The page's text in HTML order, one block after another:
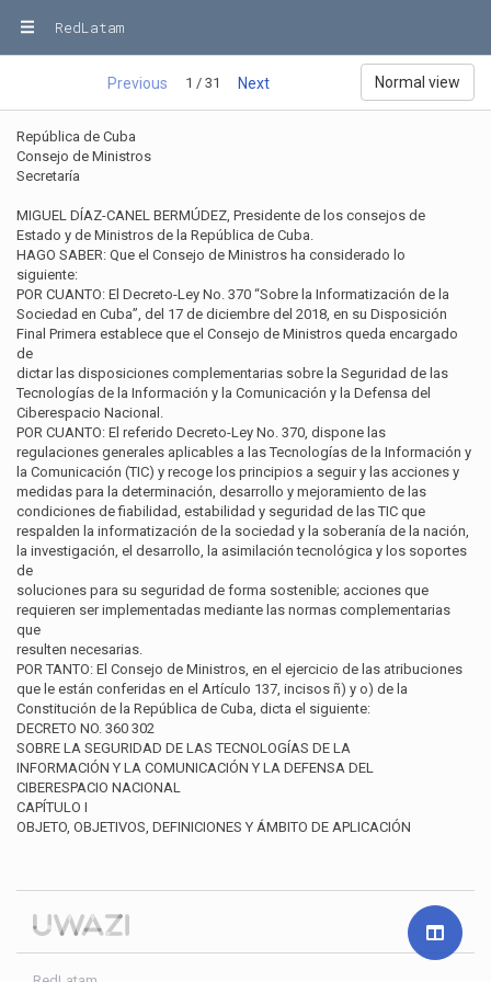
RedLatam
Previous 1 / 31 Next Normal view
República de Cuba
Consejo de Ministros
Secretaría
MIGUEL DÍAZ-CANEL BERMÚDEZ, Presidente de los consejos de
Estado y de Ministros de la República de Cuba.
HAGO SABER: Que el Consejo de Ministros ha considerado lo
siguiente:
POR CUANTO: El Decreto-Ley No. 370 “Sobre la Informatización de la
Sociedad en Cuba”, del 17 de diciembre del 2018, en su Disposición
Final Primera establece que el Consejo de Ministros queda encargado
de
dictar las disposiciones complementarias sobre la Seguridad de las
Tecnologías de la Información y la Comunicación y la Defensa del
Ciberespacio Nacional.
POR CUANTO: El referido Decreto-Ley No. 370, dispone las
regulaciones generales aplicables a las Tecnologías de la Información y
la Comunicación (TIC) y recoge los principios a seguir y las acciones y
medidas para la determinación, desarrollo y mejoramiento de las
condiciones de fiabilidad, estabilidad y seguridad de las TIC que
respalden la informatización de la sociedad y la soberanía de la nación,
la investigación, el desarrollo, la asimilación tecnológica y los soportes
de
soluciones para su seguridad de forma sostenible; acciones que
requieren ser implementadas mediante las normas complementarias
que
resulten necesarias.
POR TANTO: El Consejo de Ministros, en el ejercicio de las atribuciones
que le están conferidas en el Artículo 137, incisos ñ) y o) de la
Constitución de la República de Cuba, dicta el siguiente:
DECRETO NO. 360 302
SOBRE LA SEGURIDAD DE LAS TECNOLOGÍAS DE LA
INFORMACIÓN Y LA COMUNICACIÓN Y LA DEFENSA DEL
CIBERESPACIO NACIONAL
CAPÍTULO I
OBJETO, OBJETIVOS, DEFINICIONES Y ÁMBITO DE APLICACIÓN